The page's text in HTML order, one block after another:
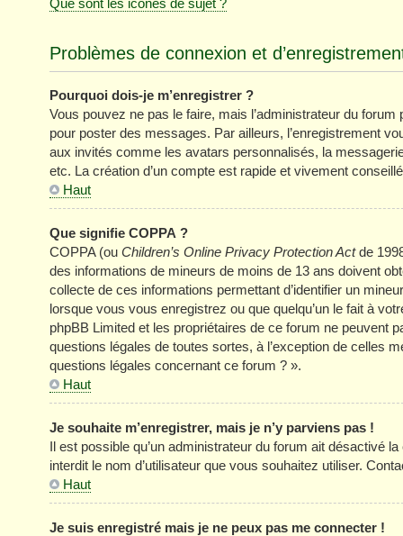
Que sont les icônes de sujet ?
Problèmes de connexion et
Pourquoi dois-je m’enregistrer ?
Vous pouvez ne pas le faire, mais l’administrateur du
pour poster des messages. Par ailleurs, l’enregistrement
aux invités comme les avatars personnalisés, la
etc. La création d’un compte est rapide et vivement
Haut
Que signifie COPPA ?
COPPA (ou Children’s Online Privacy Protection Actde
des informations de mineurs de moins de 13 ans doivent
collecte de ces informations permettant d’identifier un
lorsque vous vous enregistrez ou que quelqu’un le fait à
phpBB Limited et les propriétaires de ce forum ne peuvent
questions légales de toutes sortes, à l’exception de celles
questions légales concernant ce forum ? ».
Haut
Je souhaite m’enregistrer, mais je n’y parviens pas !
Il est possible qu’un administrateur du forum ait désactivé
interdit le nom d’utilisateur que vous souhaitez utiliser.
Haut
Je suis enregistré mais je ne peux pas me connecter !